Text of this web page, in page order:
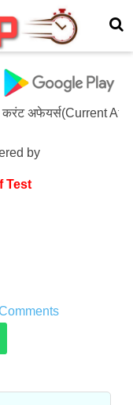
by
Test